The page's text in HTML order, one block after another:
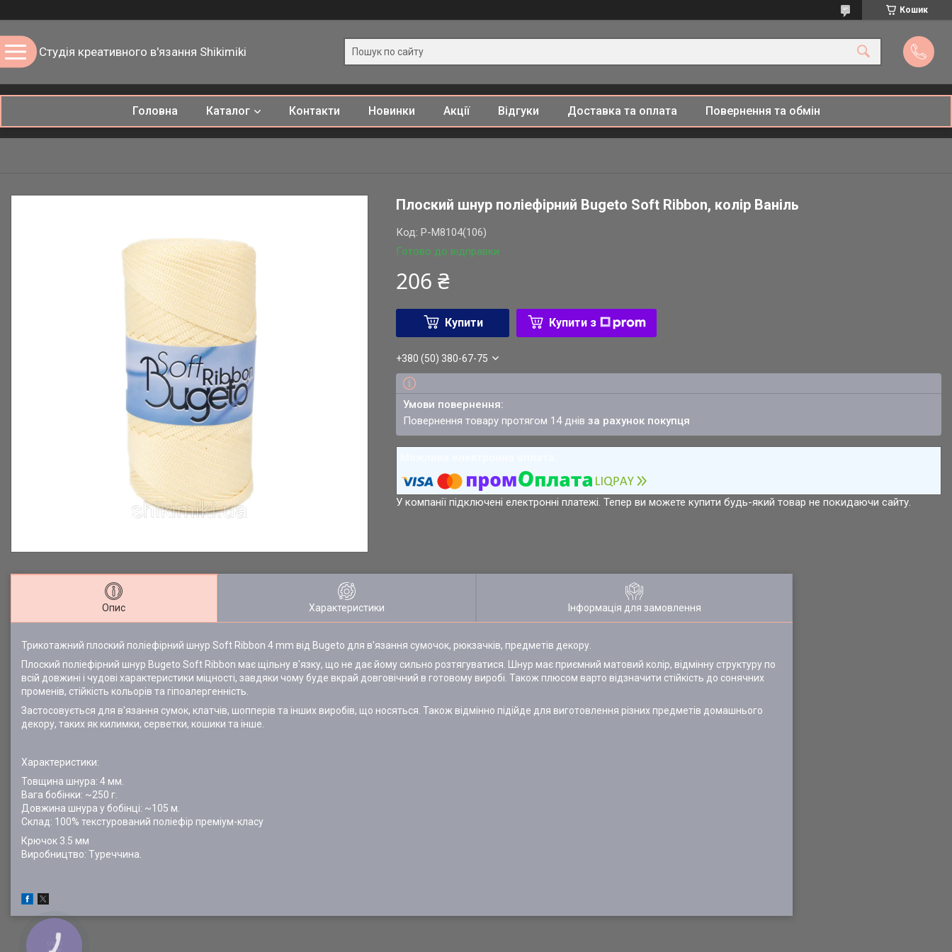
Кошик
Студія креативного в'язання Shikimiki
Головна Каталог Контакти Новинки Акції Відгуки Доставка та оплата Повернення та обмін
Плоский шнур поліефірний Bugeto Soft Ribbon, колір Ваніль
Готово до відправки
Код:P-M8104(106)
206 ₴
Купити Купити з
+380 (50) 380-67-75
повернення товару протягом 14 днівза рахунок покупця
У компанії підключені електронні платежі. Тепер ви можете купити будь-який товар не покидаючи сайту.
Опис Характеристики Інформація для замовлення
Трикотажний плоский поліефірний шнур Soft Ribbon 4 mm від Bugeto для в'язання сумочок, рюкзачків, предметів декору.
Плоский поліефірний шнур Bugeto Soft Ribbon має щільну в'язку, що не дає йому сильно розтягуватися. Шнур має приємний матовий колір, відмінну структуру по
всій довжині і чудові характеристики міцності, завдяки чому буде вкрай довговічний в готовому виробі. Також плюсом варто відзначити стійкість до сонячних
променів, стійкість кольорів та гіпоалергенність.
Застосовується для в'язання сумок, клатчів, шопперів та інших виробів, що носяться. Також відмінно підійде для виготовлення різних предметів домашнього
декору, таких як килимки, серветки, кошики та інше.
Характеристики:
Товщина шнура: 4 мм.
Вага бобінки: ~250 г.
Довжина шнура у бобінці: ~105 м.
Склад: 100% текстурований поліефір преміум-класу
Крючок 3.5 мм
Виробництво: Туреччина.
КНОПКА
ЗВ'ЯЗКУ